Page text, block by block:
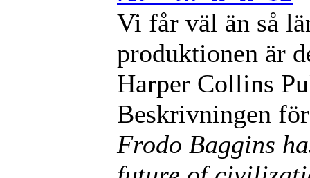
Vi får väl än så
produktionen är
Harper Collins
Beskrivningen
Frodo Baggins